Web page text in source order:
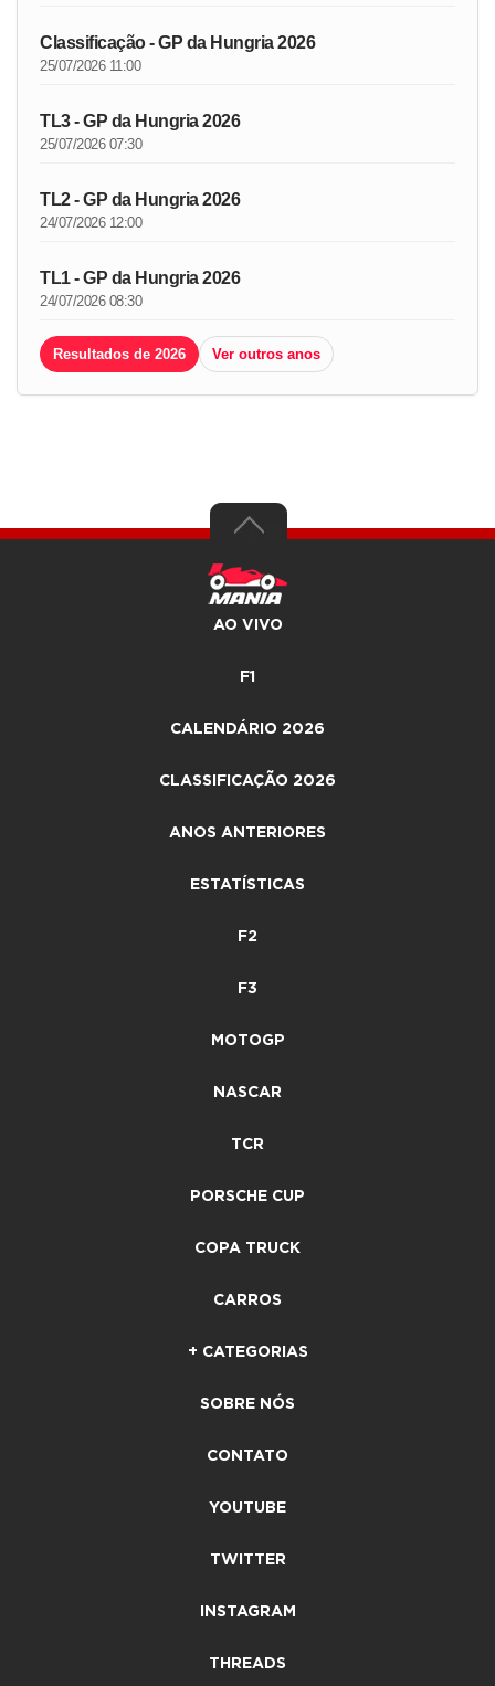
Classificação - GP da Hungria 2026
25/07/2026 11:00
TL3 - GP da Hungria 2026
25/07/2026 07:30
TL2 - GP da Hungria 2026
24/07/2026 12:00
TL1 - GP da Hungria 2026
24/07/2026 08:30
Resultados de 2026 Ver outros anos
AO VIVO
F1
CALENDÁRIO 2026
CLASSIFICAÇÃO 2026
ANOS ANTERIORES
ESTATÍSTICAS
F2
F3
MOTOGP
NASCAR
TCR
PORSCHE CUP
COPA TRUCK
CARROS
+ CATEGORIAS
SOBRE NÓS
CONTATO
YOUTUBE
TWITTER
INSTAGRAM
THREADS